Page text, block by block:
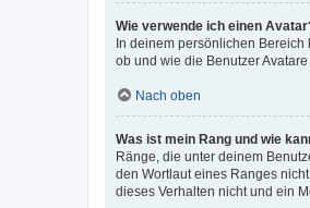
Wie verwende ich einen
In deinem persönlichen Bereich
ob und wie die Benutzer
Nach oben
Was ist mein Rang und wie
Ränge, die unter deinem
den Wortlaut eines Ranges
dieses Verhalten nicht und ein